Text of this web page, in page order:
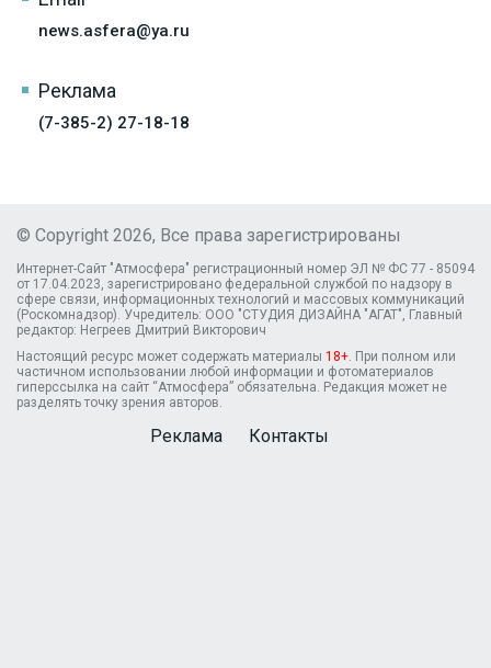
news.asfera@ya.ru
Реклама
(7-385-2) 27-18-18
© Copyright 2026, Все права зарегистрированы
Интернет-Сайт "Атмосфера" регистрационный номер ЭЛ № ФС 77 - 85094
от 17.04.2023, зарегистрировано федеральной службой по надзору в
сфере связи, информационных технологий и массовых коммуникаций
(Роскомнадзор). Учредитель: ООО "СТУДИЯ ДИЗАЙНА "АГАТ", Главный
редактор: Негреев Дмитрий Викторович
Настоящий ресурс может содержать материалы 18+ . При полном или
частичном использовании любой информации и фотоматериалов
гиперссылка на сайт “Атмосфера” обязательна. Редакция может не
разделять точку зрения авторов.
Реклама Контакты